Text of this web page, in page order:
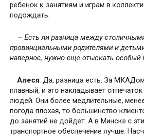
ребенок к занятиям и играм в
подождать.
— Есть ли разница между
провинциальными родителями и
наверное, нужно еще отыскать особый
Алеся: Да, разница есть. За
плавный, и это накладывает
людей. Они более медлительные,
погода плохая, то большинство
до занятий не дойдет. А в Минске с
транспортное обеспечение лучше.